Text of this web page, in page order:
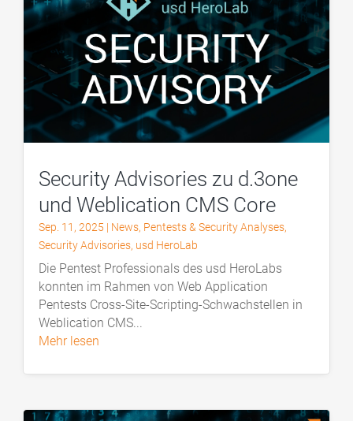
Security Advisories zu d.3one
und Weblication CMS Core
Sep. 11, 2025 | News, Pentests & Security Analyses,
Security Advisories, usd HeroLab
Die Pentest Professionals des usd HeroLabs
konnten im Rahmen von Web Application
Pentests Cross-Site-Scripting-Schwachstellen in
Weblication CMS...
mehr lesen